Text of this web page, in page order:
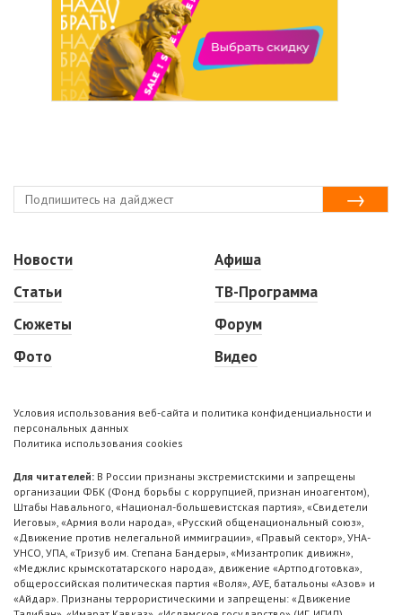
Новости
Статьи
Сюжеты
Фото
Афиша
ТВ-Программа
Форум
Видео
Условия использования веб-сайта и политика конфиденциальности и
персональных данных
Политика использования cookies
Для читателей: В России признаны экстремистскими и запрещены
организации ФБК (Фонд борьбы с коррупцией, признан иноагентом),
Штабы Навального, «Национал-большевистская партия», «Свидетели
Иеговы», «Армия воли народа», «Русский общенациональный союз»,
«Движение против нелегальной иммиграции», «Правый сектор», УНА-
УНСО, УПА, «Тризуб им. Степана Бандеры», «Мизантропик дивижн»,
«Меджлис крымскотатарского народа», движение «Артподготовка»,
общероссийская политическая партия «Воля», АУЕ, батальоны «Азов» и
«Айдар». Признаны террористическими и запрещены: «Движение